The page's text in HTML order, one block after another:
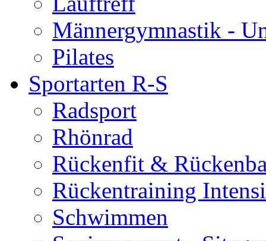
Männergymnastik -
Pilates
Sportarten R-S
Radsport
Rhönrad
Rückenfit &
Rückentraining
Schwimmen